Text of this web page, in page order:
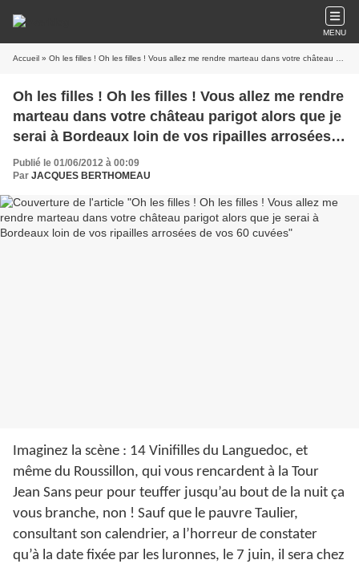
MENU
Accueil » Oh les filles ! Oh les filles ! Vous allez me rendre marteau dans votre château parigot alors que je serai à Bordeaux loin de vos ripailles arrosées de vos 60 cuvées
Oh les filles ! Oh les filles ! Vous allez me rendre
marteau dans votre château parigot alors que je
serai à Bordeaux loin de vos ripailles arrosées
de vos 60 cuvées
Publié le 01/06/2012 à 00:09
Par JACQUES BERTHOMEAU
Imaginez la scène : 14 Vinifilles du Languedoc, et
même du Roussillon, qui vous rencardent à la Tour
Jean Sans peur pour teuffer jusqu’au bout de la nuit ça
vous branche, non ! Sauf que le pauvre Taulier,
consultant son calendrier, a l’horreur de constater
qu’à la date fixée par les luronnes, le 7 juin, il sera chez